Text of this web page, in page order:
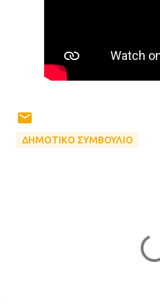
ΔΗΜΟΤΙΚΟ ΣΥΜΒΟΥΛΙΟ